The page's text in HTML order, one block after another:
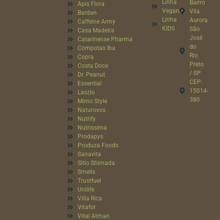
Apis Flora
Bardan
Caffeine Army
Casa Madeira
Catarinense Pharma
Compotas Iba
Copra
Costa Doce
Dr. Peanut
Essential
Laszlo
Mimo Style
Naturovos
Nutrify
Nutrissima
Prodapys
Produza Foods
Sanavita
Sitio Shimada
Smells
Trustfuel
Unilife
Villa Rica
Vitafor
Vital Atman
Linha
Vegana
Linha
KIDS
Bairro
Vila
Aurora
São
José
do
Rio
Preto
/ SP
CEP:
15014-
380